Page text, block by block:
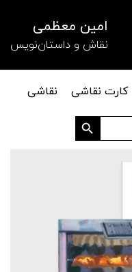
امین معظمی
نقاش و داستان‌نویس
کارت نقاشی
نقاشی